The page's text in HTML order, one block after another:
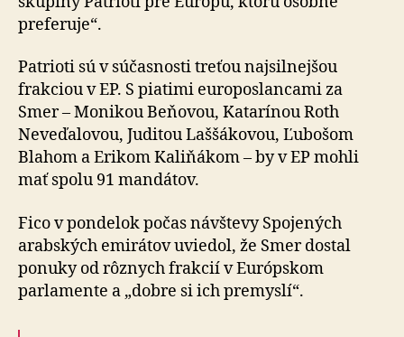
preferuje“.
Patrioti sú v súčasnosti treťou najsilnejšou
frakciou v EP. S piatimi europoslancami za
Smer – Monikou Beňovou, Katarínou Roth
Neveďalovou, Juditou Laššákovou, Ľubošom
Blahom a Erikom Kaliňákom – by v EP mohli
mať spolu 91 mandátov.
Fico v pondelok počas návštevy Spojených
arabských emirátov uviedol, že Smer dostal
ponuky od rôznych frakcií v Európskom
parlamente a „dobre si ich premyslí“.